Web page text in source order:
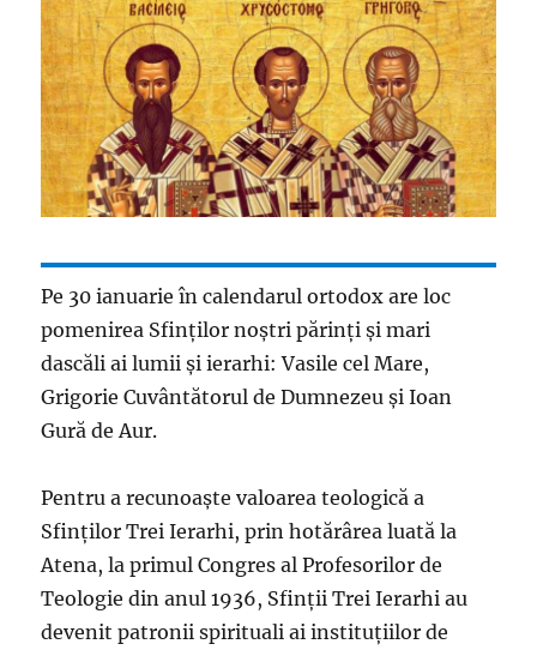
Pe 30 ianuarie în calendarul ortodox are loc
pomenirea Sfinţilor noştri părinţi şi mari
dascăli ai lumii şi ierarhi: Vasile cel Mare,
Grigorie Cuvântătorul de Dumnezeu şi Ioan
Gură de Aur.
Pentru a recunoaște valoarea teologică a
Sfinților Trei Ierarhi, prin hotărârea luată la
Atena, la primul Congres al Profesorilor de
Teologie din anul 1936, Sfinții Trei Ierarhi au
devenit patronii spirituali ai instituțiilor de